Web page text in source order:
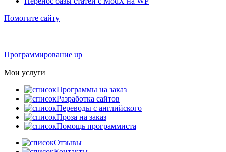
Помогите сайту
Программирование up
Мои услуги
Программы на заказ
Разработка сайтов
Переводы с английского
Проза на заказ
Помощь программиста
Отзывы